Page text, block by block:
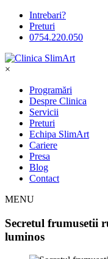
Intrebari?
Preturi
0754.220.050
×
Programări
Despre Clinica
Servicii
Preturi
Echipa SlimArt
Cariere
Presa
Blog
Contact
MENU
Secretul frumusetii
luminos